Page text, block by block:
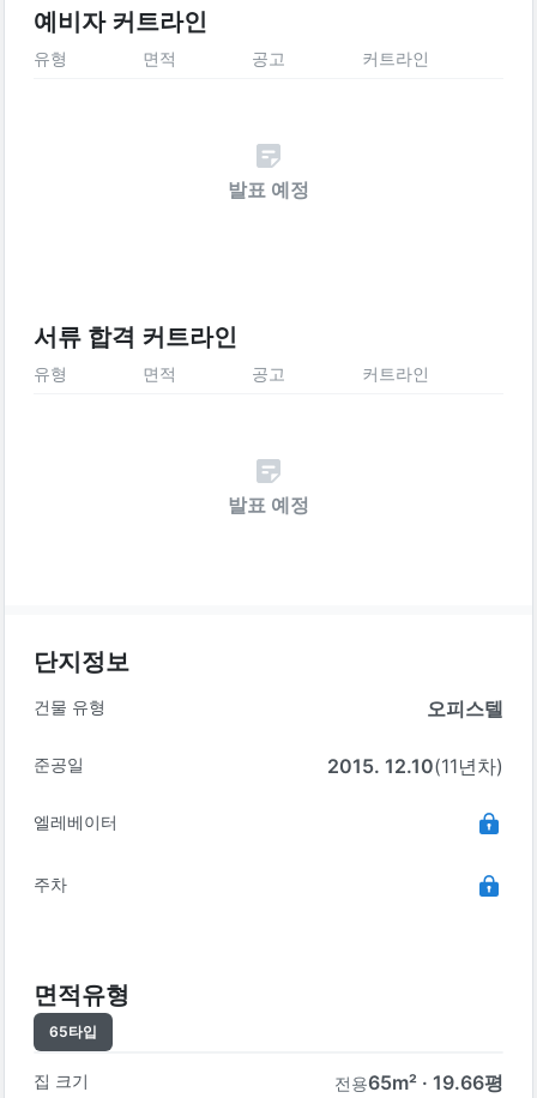
예비자 커트라인
유형 면적 공고 커트라인
발표 예정
서류 합격 커트라인
유형 면적 공고 커트라인
발표 예정
단지정보
건물 유형 오피스텔
준공일 2015. 12.10(11년차)
엘레베이터
주차
면적유형
65타입
집 크기 전용65m² · 19.66평